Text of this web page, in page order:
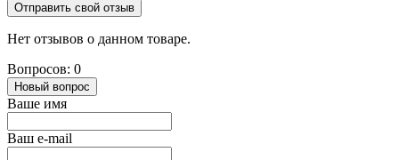
Отправить свой отзыв
Нет отзывов о данном товаре.
Вопросов: 0
Новый вопрос
Ваше имя
Ваш e-mail